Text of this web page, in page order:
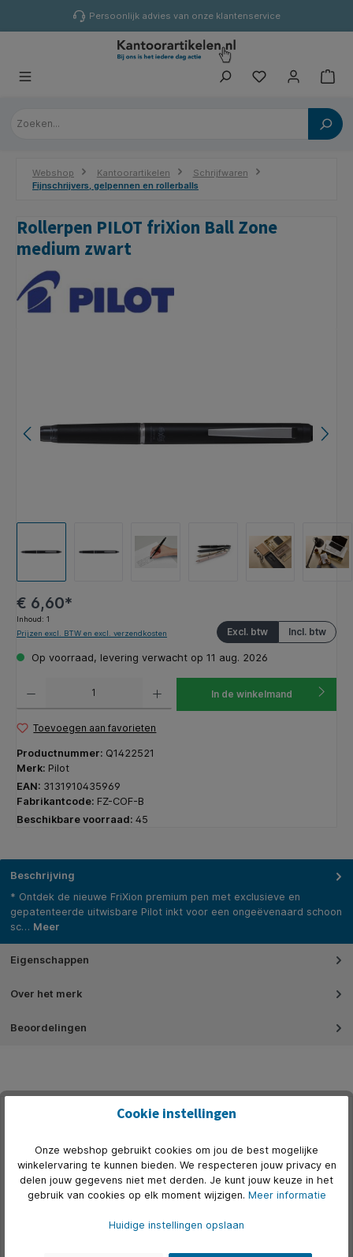
Persoonlijk advies van onze klantenservice
Webshop Kantoorartikelen
Schrijfwaren
Fijnschrijvers, gelpennen en rollerballs
Rollerpen PILOT friXion Ball Zone
medium zwart
€ 6,60*
Inhoud: 1
Incl. btw
Excl. btw
Prijzen excl. BTW en excl. verzendkosten
Op voorraad, levering verwacht op 11 aug. 2026
In de winkelmand
Toevoegen aan favorieten
Productnummer: Q1422521
Merk: Pilot
EAN: 3131910435969
Fabrikantcode: FZ-COF-B
Beschikbare voorraad: 45
Beschrijving
* Ontdek de nieuwe FriXion premium pen met exclusieve en
gepatenteerde uitwisbare Pilot inkt voor een ongeëvenaard schoon
sc… Meer
Eigenschappen
Over het merk
Beoordelingen
Cookie instellingen
Onze webshop gebruikt cookies om jou de best mogelijke
winkelervaring te kunnen bieden. We respecteren jouw privacy en
delen jouw gegevens niet met derden. Je kunt jouw keuze in het
gebruik van cookies op elk moment wijzigen. Meer informatie
Huidige instellingen opslaan